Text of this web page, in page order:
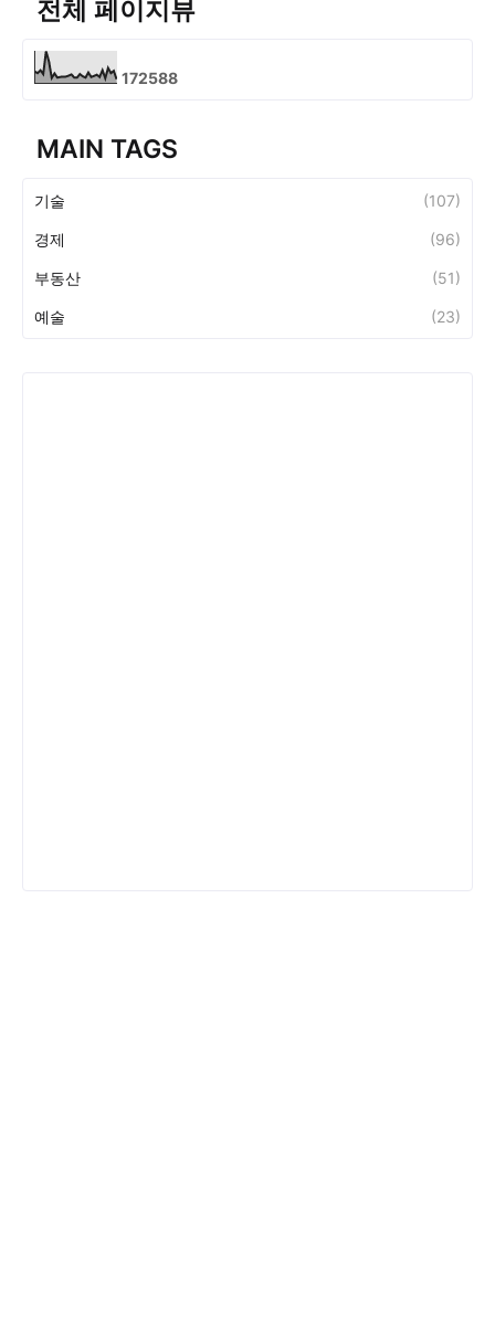
전체 페이지뷰
172588
MAIN TAGS
기술 (107)
경제 (96)
부동산 (51)
예술 (23)